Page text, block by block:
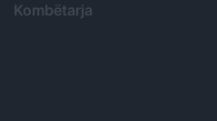
Kombëtarja